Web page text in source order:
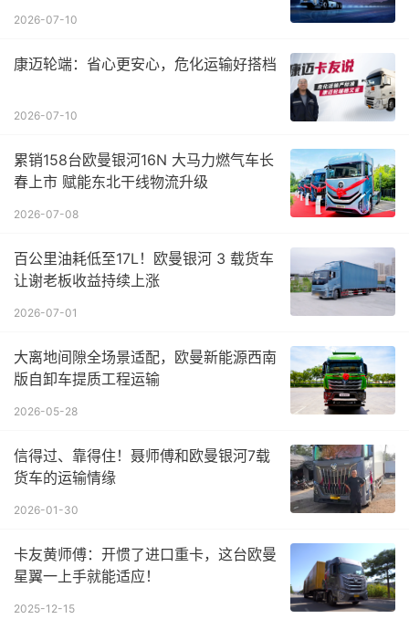
2026-07-10
康迈轮端：省心更安心，危化运输好搭档
2026-07-10
累销158台欧曼银河16N 大马力燃气车长
春上市 赋能东北干线物流升级
2026-07-08
百公里油耗低至17L！欧曼银河 3 载货车
让谢老板收益持续上涨
2026-07-01
大离地间隙全场景适配，欧曼新能源西南
版自卸车提质工程运输
2026-05-28
信得过、靠得住！聂师傅和欧曼银河7载
货车的运输情缘
2026-01-30
卡友黄师傅：开惯了进口重卡，这台欧曼
星翼一上手就能适应！
2025-12-15